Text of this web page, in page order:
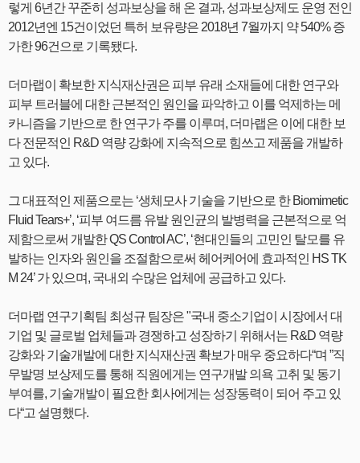
렇게 6년간 꾸준히 성과보상을 해 온 결과, 성과보상제도 운영 전인
2012년엔 15건이었던 특허 보유량은 2018년 7월까지 약 540% 증
가한 96건으로 기록됐다.
더마랩이 확보한 지식재산권은 피부 유래 소재들에 대한 연구와
피부 트러블에 대한 근본적인 원인을 파악하고 이를 억제하는 메
카니즘을 기반으로 한 연구가 주를 이루며, 더마랩은 이에 대한 보
다 전문적인 R&D 역량 강화에 지속적으로 힘쓰고 제품을 개발하
고 있다.
그 대표적인 제품으로는 ‘생체모사 기술을 기반으로 한 Biomimetic
Fluid Tears+’, ‘피부 여드름 유발 원인균의 발병력을 근본적으로 억
제함으로써 개발한 QS Control AC’, ‘현대인들의 고민인 탈모를 유
발하는 인자와 원인을 조절함으로써 헤어케어에 효과적인 HS TK
M 24’ 가 있으며, 국내외 수많은 업체에 공급하고 있다.
더마랩 연구기획팀 최성규 팀장은 "국내 중소기업이 시장에서 대
기업 및 글로벌 업체들과 경쟁하고 성장하기 위해서는 R&D 역량
강화와 기술개발에 대한 지식재산권 확보가 매우 중요하다“며 ”직
무발명 보상제도를 통해 직원에게는 연구개발 의욕 고취 및 동기
부여를, 기술개발이 필요한 회사에게는 성장동력이 되어 주고 있
다“고 설명했다.